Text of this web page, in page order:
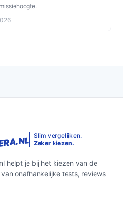
Slim vergelijken.
Zeker kiezen.
helpt je bij het kiezen van de
onafhankelijke tests, reviews